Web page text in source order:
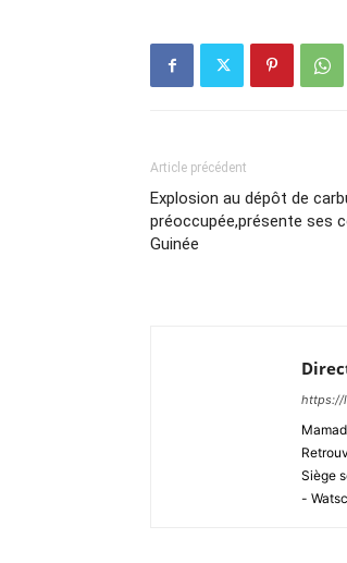
Article précédent
Explosion au dépôt de
préoccupée,présente ses
Guinée
https://
Siège
-